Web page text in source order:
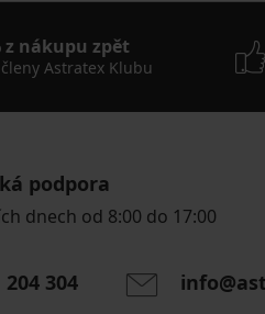
z nákupu zpět
Astratex Klubu
podpora
dnech od 8:00 do 17:00
204 304